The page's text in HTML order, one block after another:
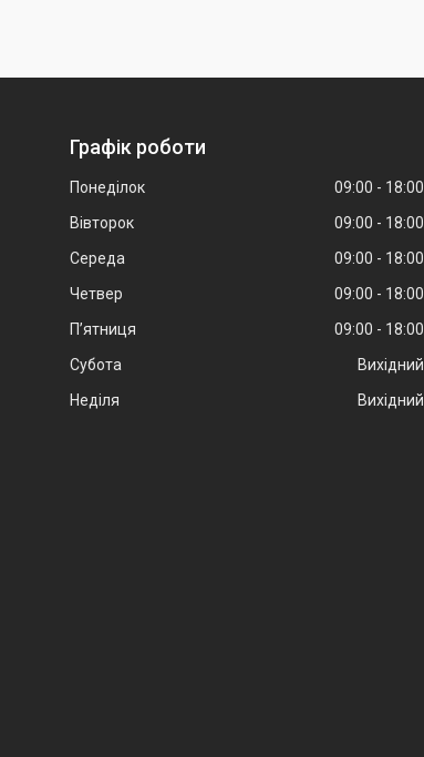
Графік роботи
Понеділок 09:00
18:00
Вівторок
09:00
18:00
Середа
09:00
18:00
Четвер
09:00
18:00
Пʼятниця
09:00
18:00
Субота
Вихідний
Неділя
Вихідний